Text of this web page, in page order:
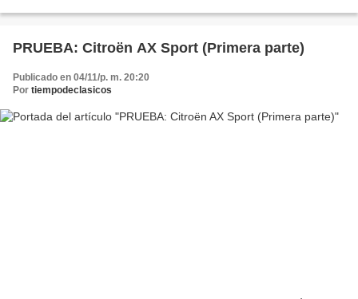
PRUEBA: Citroën AX Sport (Primera parte)
Publicado en 04/11/p. m. 20:20
Por tiempodeclasicos